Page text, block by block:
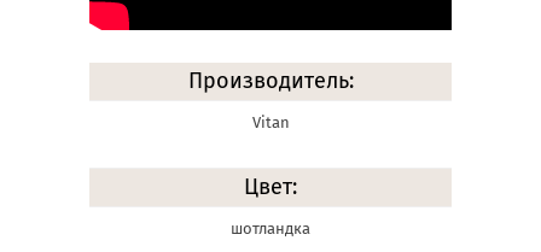
Производитель:
Vitan
Цвет:
шотландка